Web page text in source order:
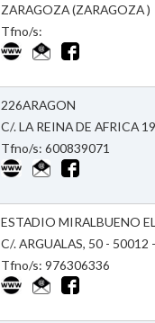
ZARAGOZA (ZARAGOZA )
Tfno/s:
226ARAGON
C/. LA REINA DE AFRICA
Tfno/s: 600839071
ESTADIO MIRALBUENO
C/. ARGUALAS, 50 - 50012
Tfno/s: 976306336